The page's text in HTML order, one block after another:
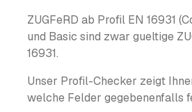
ZUGFeRD ab Profil EN 16931
und Basic sind zwar gueltige
16931.
Unser Profil-Checker zeigt
welche Felder gegebenenfalls